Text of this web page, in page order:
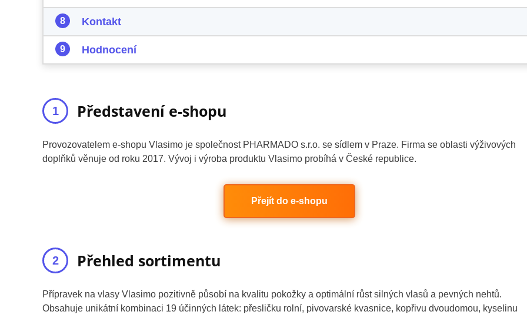
Kontakt
Hodnocení
Představení e-shopu
Provozovatelem e-shopu Vlasimo je společnost PHARMADO s.r.o. se sídlem v Praze. Firma se oblasti výživových
doplňků věnuje od roku 2017. Vývoj i výroba produktu Vlasimo probíhá v České republice.
Přejít do e-shopu
Přehled sortimentu
Přípravek na vlasy Vlasimo pozitivně působí na kvalitu pokožky a optimální růst silných vlasů a pevných nehtů.
Obsahuje unikátní kombinaci 19 účinných látek: přesličku rolní, pivovarské kvasnice, kopřivu dvoudomou, kyselinu